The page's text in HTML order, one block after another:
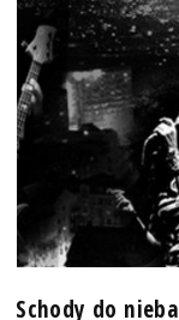
Schody do nieba